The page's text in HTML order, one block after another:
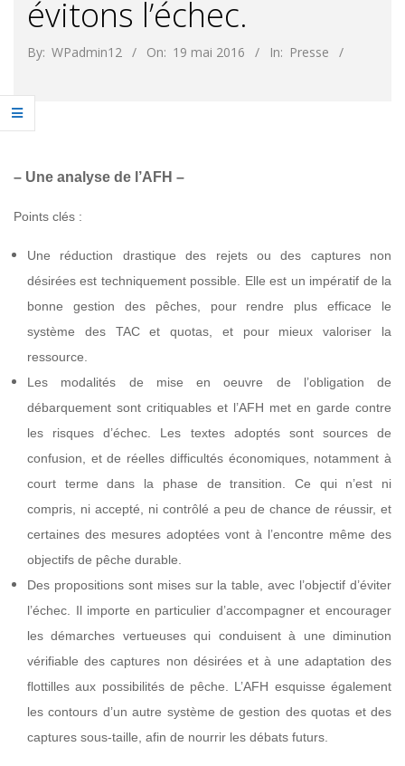
évitons l’échec.
By: WPadmin12 On: 19 mai 2016 In: Presse
– Une analyse de l’AFH –
Points clés :
Une réduction drastique des rejets ou des captures non
désirées est techniquement possible. Elle est un impératif de la
bonne gestion des pêches, pour rendre plusefficace le
système des TAC et quotas, et pour mieux valoriser la
ressource.
Les modalités de mise en oeuvre de l’obligation de
débarquement sont critiquables et l’AFH met en garde contre
les risques d’échec. Les textes adoptés sont sources de
confusion, et de réelles difficultés économiques, notamment à
court terme dans la phase de transition. Ce qui n’est ni
compris, ni accepté, ni contrôlé a peu de chance de réussir, et
certaines des mesures adoptées vont à l’encontre même des
objectifs de pêche durable.
Des propositions sont mises sur la table, avec l’objectif d’éviter
l’échec. Il importe en particulier d’accompagner et encourager
les démarches vertueuses qui conduisent à une diminution
vérifiable des captures non désirées et à une adaptation des
flottillesaux possibilités de pêche. L’AFH esquisse également
les contours d’un autre système de gestion des quotas et des
captures sous-taille, afin de nourrir les débats futurs.